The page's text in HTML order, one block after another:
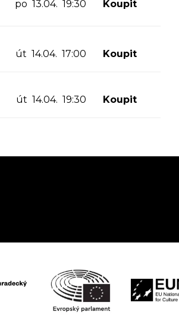
po 13.04. 19:30 Koupit
út 14.04. 17:00 Koupit
út 14.04. 19:30 Koupit